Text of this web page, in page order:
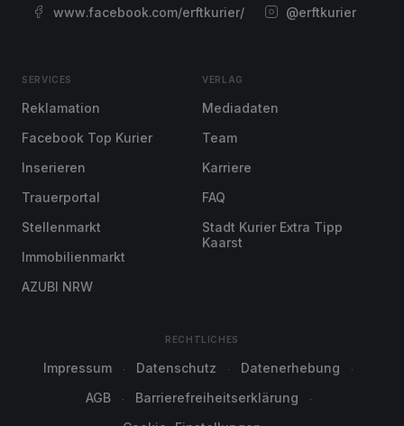
www.facebook.com/erftkurier/ @erftkurier
SERVICES
Reklamation
Facebook Top Kurier
Inserieren
Trauerportal
Stellenmarkt
Immobilienmarkt
AZUBI NRW
VERLAG
Mediadaten
Team
Karriere
FAQ
Stadt Kurier Extra Tipp
Kaarst
RECHTLICHES
Impressum Datenschutz
Datenerhebung
AGB
Barrierefreiheitserklärung